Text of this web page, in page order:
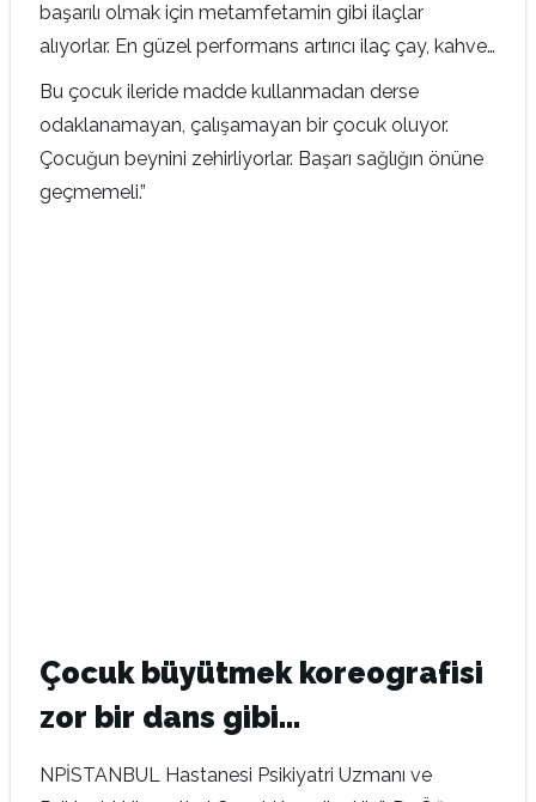
başarılı olmak için metamfetamin gibi ilaçlar
alıyorlar. En güzel performans artırıcı ilaç çay, kahve…
Bu çocuk ileride madde kullanmadan derse
odaklanamayan, çalışamayan bir çocuk oluyor.
Çocuğun beynini zehirliyorlar. Başarı sağlığın önüne
geçmemeli.”
Çocuk büyütmek koreografisi
zor bir dans gibi…
NPİSTANBUL Hastanesi Psikiyatri Uzmanı ve